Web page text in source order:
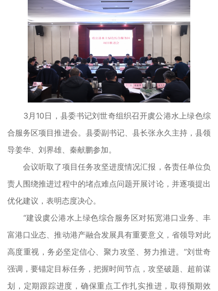
3月10日，县委书记刘世奇组织召开虞公港水上绿色综
合服务区项目推进会。县委副书记、县长张永久主持，县领
导姜华、刘界雄、秦献鹏参加。
会议听取了项目任务攻坚进度情况汇报，各责任单位负
责人围绕推进过程中的堵点难点问题开展讨论，并逐项提出
优化建议，表明态度决心。
“建设虞公港水上绿色综合服务区对拓宽港口业务、丰
富港口业态、推动港产融合发展具有重要意义，省领导对此
高度重视，务必坚定信心、聚力攻坚、努力推进。”刘世奇
强调，要锚定目标任务，把握时间节点，攻坚破题、超前谋
划，定期跟踪进度，确保重点工作扎实推进，取得预期效